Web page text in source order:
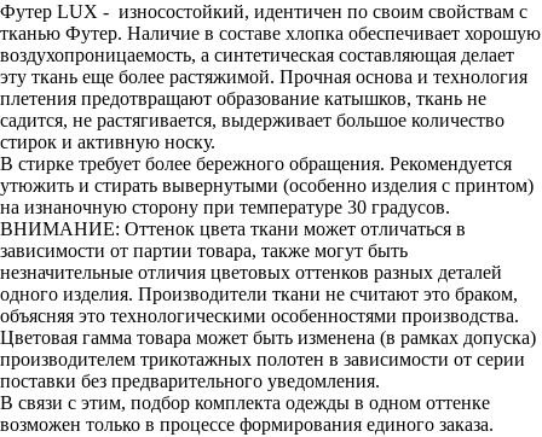
Футер LUX - износостойкий, идентичен по своим свойствам с
тканью Футер. Наличие в составе хлопка обеспечивает хорошую
воздухопроницаемость, а синтетическая составляющая делает
эту ткань еще более растяжимой. Прочная основа и технология
плетения предотвращают образование катышков, ткань не
садится, не растягивается, выдерживает большое количество
стирок и активную носку.
В стирке требует более бережного обращения. Рекомендуется
утюжить и стирать вывернутыми (особенно изделия с принтом)
на изнаночную сторону при температуре 30 градусов.
ВНИМАНИЕ: Оттенок цвета ткани может отличаться в
зависимости от партии товара, также могут быть
незначительные отличия цветовых оттенков разных деталей
одного изделия. Производители ткани не считают это браком,
объясняя это технологическими особенностями производства.
Цветовая гамма товара может быть изменена (в рамках допуска)
производителем трикотажных полотен в зависимости от серии
поставки без предварительного уведомления.
В связи с этим, подбор комплекта одежды в одном оттенке
возможен только в процессе формирования единого заказа.